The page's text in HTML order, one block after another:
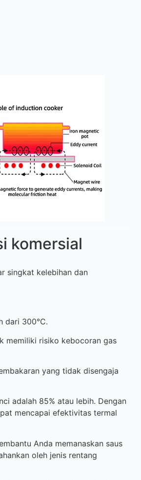
komersial
singkat kelebihan dan
dari 300°C.
memiliki risiko kebocoran gas
yang tidak disengaja
adalah 85% atau lebih. Dengan
mencapai efektivitas termal
Anda memanaskan saus
oleh jenis rentang